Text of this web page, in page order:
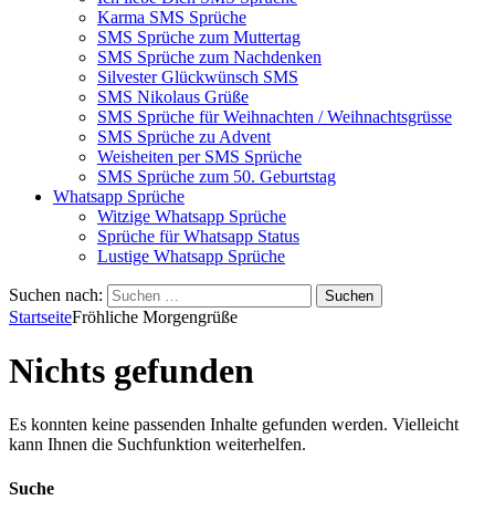
Karma SMS Sprüche
SMS Sprüche zum Muttertag
SMS Sprüche zum Nachdenken
Silvester Glückwünsch SMS
SMS Nikolaus Grüße
SMS Sprüche für Weihnachten / Weihnachtsgrüsse
SMS Sprüche zu Advent
Weisheiten per SMS Sprüche
SMS Sprüche zum 50. Geburtstag
Whatsapp Sprüche
Witzige Whatsapp Sprüche
Sprüche für Whatsapp Status
Lustige Whatsapp Sprüche
Suchen nach:
StartseiteFröhliche Morgengrüße
Nichts gefunden
Es konnten keine passenden Inhalte gefunden werden. Vielleicht
kann Ihnen die Suchfunktion weiterhelfen.
Suche